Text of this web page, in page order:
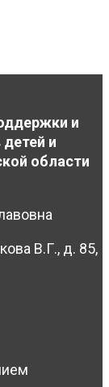
и
и
области
В.Г., д. 85,